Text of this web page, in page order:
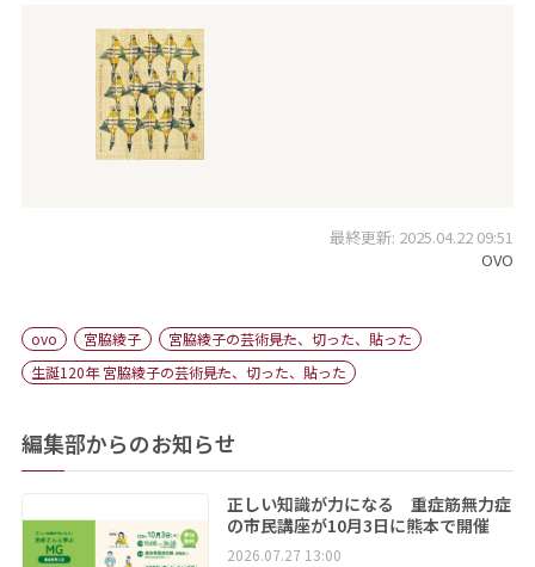
最終更新: 2025.04.22 09:51
OVO
ovo 宮脇綾子
宮脇綾子の芸術――見た、切った、貼った
生誕120年 宮脇綾子の芸術――見た、切った、貼った
編集部からのお知らせ
正しい知識が力になる 重症筋無力症
の市民講座が10月3日に熊本で開催
2026.07.27 13:00